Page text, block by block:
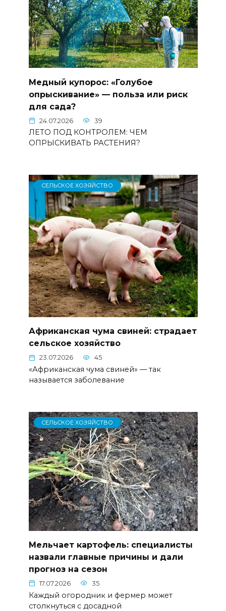
Медный купорос: «Голубое
опрыскивание» — польза или риск
для сада?
24.07.2026 39
ЛЕТО ПОД КОНТРОЛЕМ: ЧЕМ
ОПРЫСКИВАТЬ РАСТЕНИЯ?
СЕЛЬСКОЕ ХОЗЯЙСТВО
Африканская чума свиней: страдает
сельское хозяйство
23.07.2026 45
«Африканская чума свиней» — так
называется заболевание
СЕЛЬСКОЕ ХОЗЯЙСТВО
Мельчает картофель: специалисты
назвали главные причины и дали
прогноз на сезон
17.07.2026 35
Каждый огородник и фермер может
столкнуться с досадной